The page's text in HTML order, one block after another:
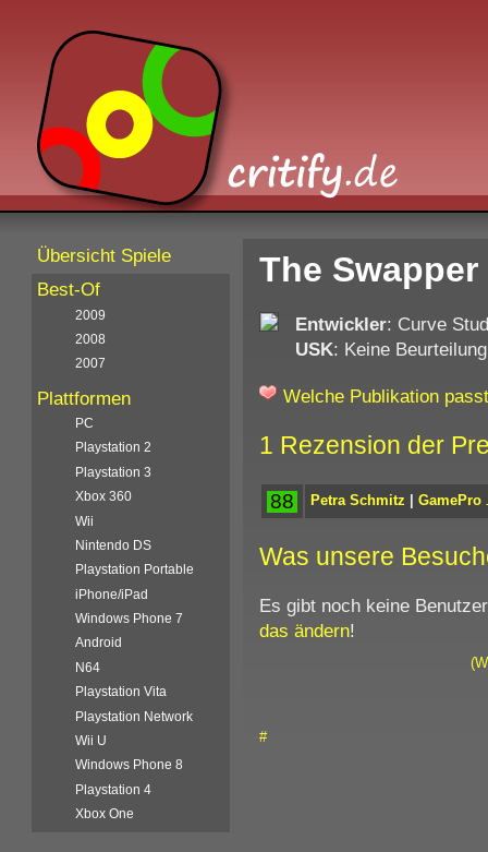
The Swapper
Entwickler: Curve
USK: Keine Beurteilung
Welche Publikation
1 Rezension der
88 Petra Schmitz | GamePro
Was unsere
Es gibt noch keine
das ändern!
#
Übersicht Spiele
Best-Of
2009
2008
2007
Plattformen
PC
Playstation 2
Playstation 3
Xbox 360
Wii
Nintendo DS
Playstation Portable
iPhone/iPad
Windows Phone 7
Android
N64
Playstation Vita
Playstation Network
Wii U
Windows Phone 8
Playstation 4
Xbox One